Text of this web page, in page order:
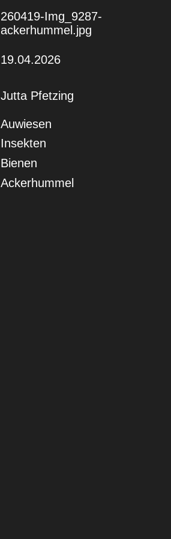
260419-Img_9287-
ackerhummel.jpg
19.04.2026
Jutta Pfetzing
Auwiesen
Insekten
Bienen
Ackerhummel